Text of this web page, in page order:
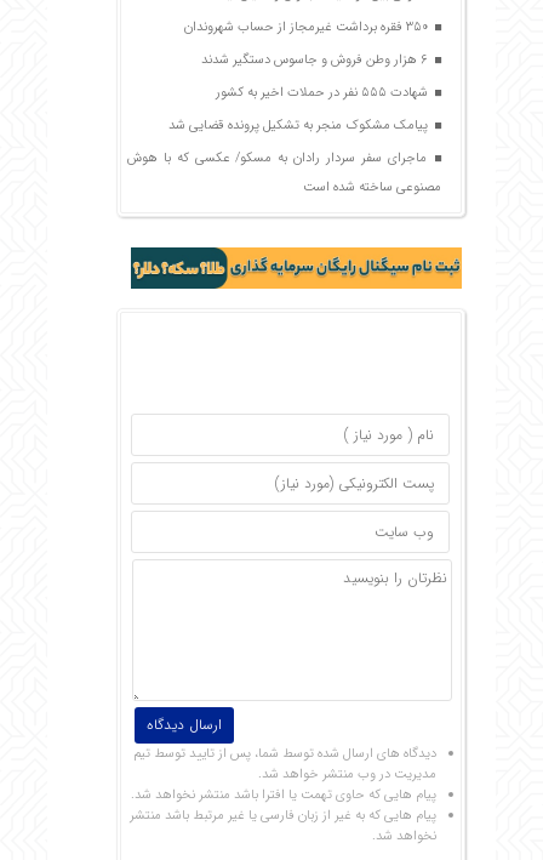
شهادت ۵۵۵ نفر در حملات اخیر به کشور
پیامک مشکوک منجر به تشکیل پرونده قضایی شد
ماجرای سفر سردار رادان به مسکو/ عکسی که با هوش
مصنوعی ساخته شده است
دیدگاه های ارسال شده توسط شما، پس از تایید توسط تیم
مدیریت در وب منتشر خواهد شد.
پیام هایی که حاوی تهمت یا افترا باشد منتشر نخواهد شد.
پیام هایی که به غیر از زبان فارسی یا غیر مرتبط باشد منتشر
نخواهد شد.